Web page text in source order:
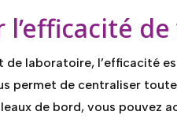
de laboratoire, l’efficacité
permet de centraliser
de bord, vous pouvez